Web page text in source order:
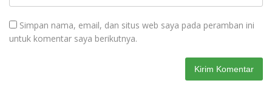
Simpan nama, email, dan situs web saya pada peramban ini
untuk komentar saya berikutnya.